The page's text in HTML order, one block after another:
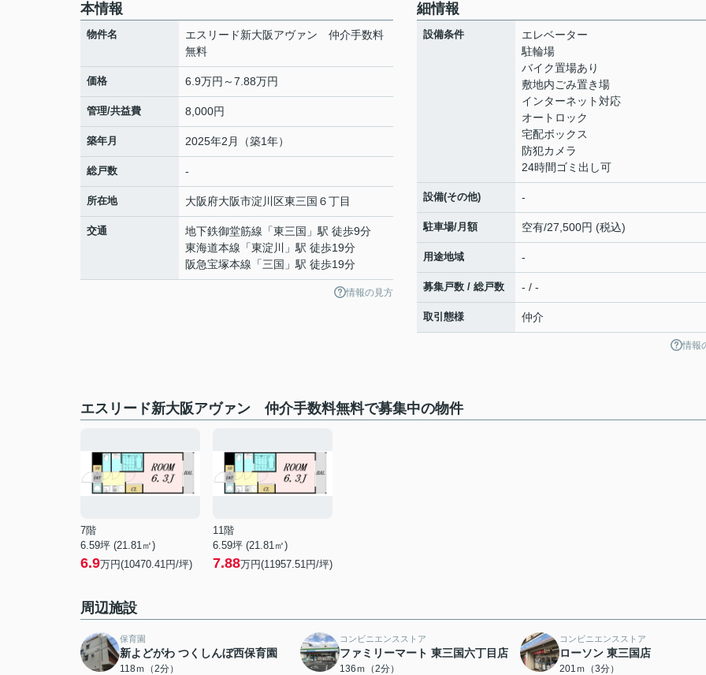
本情報
物件名
エスリード新大阪アヴァン 仲介手数料
無料
価格 6.9万円～7.88万円
管理/共益費 8,000円
築年月 2025年2月（築1年）
総戸数 -
所在地 大阪府大阪市淀川区東三国 ６丁目
交通 地下鉄御堂筋線 「東三国 」駅 徒歩9分
東海道本線 「東淀川
」駅 徒歩19分
阪急宝塚本線 「三国 」駅 徒歩19分
情報の見方
細情報
設備条件
エレベーター
駐輪場
バイク置場あり
敷地内ごみ置き場
インターネット対応
オートロック
宅配ボックス
防犯カメラ
24時間ゴミ出し可
設備(その他) -
駐車場/月額 空有/27,500円 (税込)
用途地域 -
募集戸数 / 総戸数 - / -
取引態様 仲介
情報
エスリード新大阪アヴァン 仲介手数料無料で募集中の物件
7階
6.59坪 (21.81㎡)
6.9万円(10470.41円/坪)
11階
6.59坪 (21.81㎡)
7.88万円(11957.51円/坪)
周辺施設
保育園
新よどがわ つくしんぼ西保育園
118ｍ（2分）
コンビニエンスストア
ファミリーマート 東三国六丁目店
136ｍ（2分）
コンビニエンスストア
ローソン 東三国店
201ｍ（3分）